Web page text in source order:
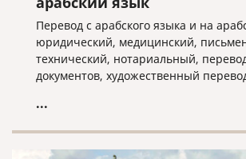
Перевод с арабского языка и на
юридический, медицинский,
технический, нотариальный,
документов, художественный
...